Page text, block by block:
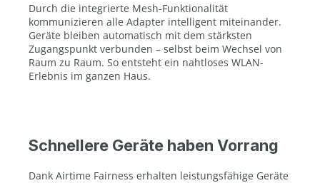
Durch die integrierte Mesh-Funktionalität
kommunizieren alle Adapter intelligent miteinander.
Geräte bleiben automatisch mit dem stärksten
Zugangspunkt verbunden – selbst beim Wechsel von
Raum zu Raum. So entsteht ein nahtloses WLAN-
Erlebnis im ganzen Haus.
Schnellere Geräte haben Vorrang
Dank Airtime Fairness erhalten leistungsfähige Geräte